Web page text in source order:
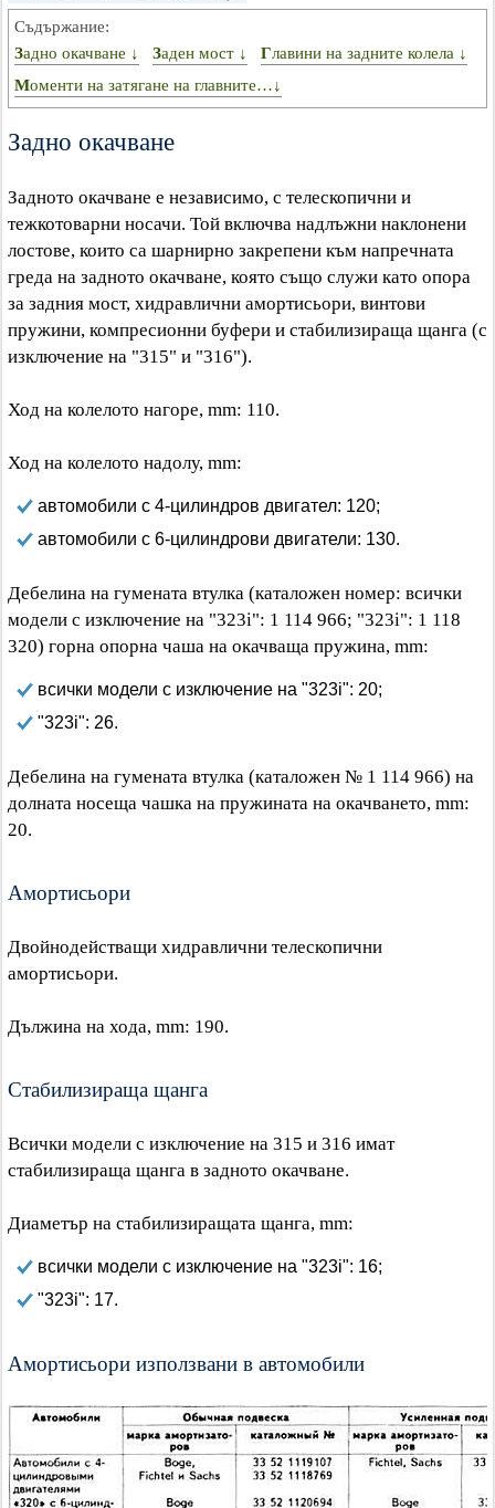
Съдържание:
Задно окачване ↓
Заден мост ↓
Главини на задните колела ↓
Моменти на затягане на главните…↓
Задно окачване
Задното окачване е независимо, с телескопични и
тежкотоварни носачи. Той включва надлъжни наклонени
лостове, които са шарнирно закрепени към напречната
греда на задното окачване, която също служи като опора
за задния мост, хидравлични амортисьори, винтови
пружини, компресионни буфери и стабилизираща щанга (с
изключение на "315" и "316").
Ход на колелото нагоре, mm: 110.
Ход на колелото надолу, mm:
автомобили с 4-цилиндров двигател: 120;
автомобили с 6-цилиндрови двигатели: 130.
Дебелина на гумената втулка (каталожен номер: всички
модели с изключение на "323i": 1 114 966; "323i": 1 118
320) горна опорна чаша на окачваща пружина, mm:
всички модели с изключение на "323i": 20;
"323i": 26.
Дебелина на гумената втулка (каталожен № 1 114 966) на
долната носеща чашка на пружината на окачването, mm:
20.
Амортисьори
Двойнодействащи хидравлични телескопични
амортисьори.
Дължина на хода, mm: 190.
Стабилизираща щанга
Всички модели с изключение на 315 и 316 имат
стабилизираща щанга в задното окачване.
Диаметър на стабилизиращата щанга, mm:
всички модели с изключение на "323i": 16;
"323i": 17.
Амортисьори използвани в автомобили